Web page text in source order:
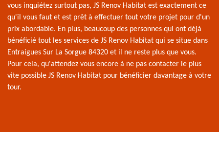
vous inquiétez surtout pas, JS Renov Habitat est exactement ce
qu'il vous faut et est prêt à effectuer tout votre projet pour d'un
prix abordable. En plus, beaucoup des personnes qui ont déjà
bénéficié tout les services de JS Renov Habitat qui se situe dans
Entraigues Sur La Sorgue 84320 et il ne reste plus que vous.
Pour cela, qu'attendez vous encore à ne pas contacter le plus
vite possible JS Renov Habitat pour bénéficier davantage à votre
tour.